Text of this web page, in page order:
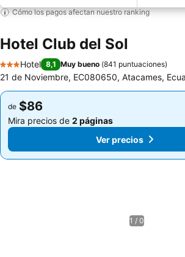
Cómo los pagos afectan nuestro ranking
Hotel Club del Sol
3 Estrellas
Hotel 8,1 Muy bueno (841 puntuaciones)
21 de Noviembre, EC080650, Atacames,
de $86
Mira precios de 2 páginas
Ver precios
de $86
Mira precios de 2 páginas
Ver precios
1 / 0